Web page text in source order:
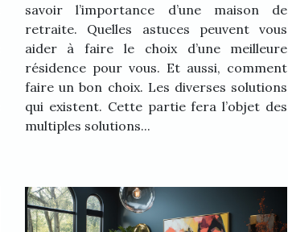
savoir l’importance d’une maison de
retraite. Quelles astuces peuvent vous
aider à faire le choix d’une meilleure
résidence pour vous. Et aussi, comment
faire un bon choix. Les diverses solutions
qui existent. Cette partie fera l’objet des
multiples solutions...